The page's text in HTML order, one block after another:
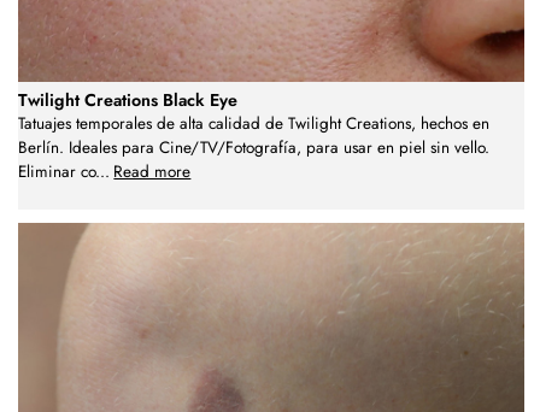
Twilight Creations Black Eye
Tatuajes temporales de alta calidad de Twilight Creations, hechos en
Berlín. Ideales para Cine/TV/Fotografía, para usar en piel sin vello.
Eliminar co... Read more